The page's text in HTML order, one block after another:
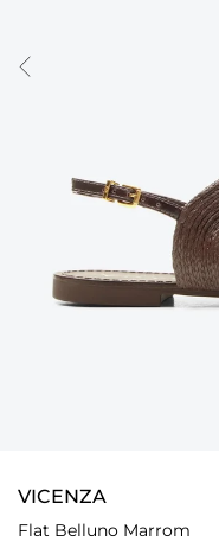
VICENZA
Flat Belluno Marrom